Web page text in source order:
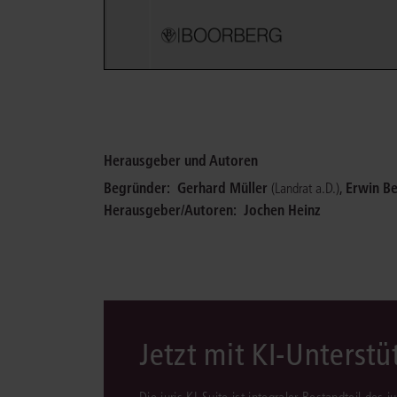
Herausgeber und Autoren
Begründer: Gerhard Müller (Landrat a.D.), Erwin
Herausgeber/Autoren: Jochen Heinz
Jetzt mit KI-